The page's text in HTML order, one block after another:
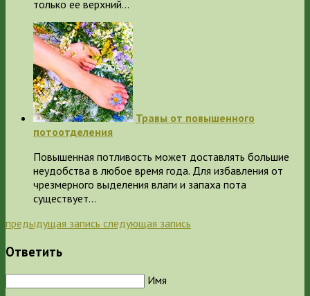
только ее верхний…
Травы от повышенного
потоотделения
Повышенная потливость может доставлять большие
неудобства в любое время года. Для избавления от
чрезмерного выделения влаги и запаха пота
существует…
предыдущая запись следующая запись
Ответить
Имя